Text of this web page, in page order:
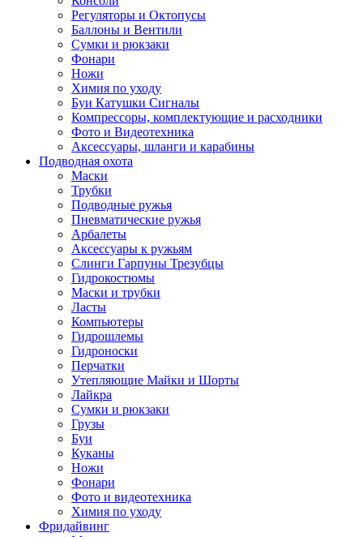
Регуляторы и Октопусы
Баллоны и Вентили
Сумки и рюкзаки
Фонари
Ножи
Химия по уходу
Буи Катушки Сигналы
Компрессоры, комплектующие и расходники
Фото и Видеотехника
Аксессуары, шланги и карабины
Подводная охота
Маски
Трубки
Подводные ружья
Пневматические ружья
Арбалеты
Аксессуары к ружьям
Слинги Гарпуны Трезубцы
Гидрокостюмы
Маски и трубки
Ласты
Компьютеры
Гидрошлемы
Гидроноски
Перчатки
Утепляющие Майки и Шорты
Лайкра
Сумки и рюкзаки
Грузы
Буи
Куканы
Ножи
Фонари
Фото и видеотехника
Химия по уходу
Фридайвинг